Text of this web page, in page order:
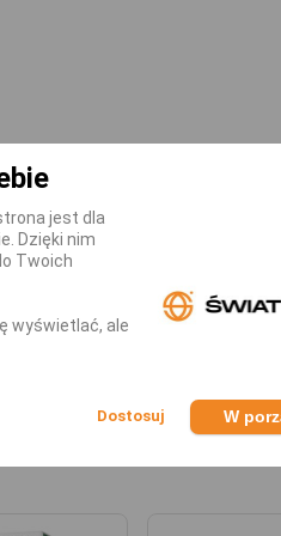
Life
jest dla
Dzięki nim
Twoich
wyświetlać, ale
W